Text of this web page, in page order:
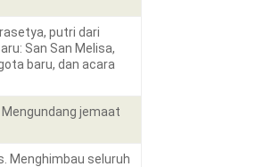
putri dari
San San Melisa,
baru, dan acara
jemaat
Menghimbau seluruh